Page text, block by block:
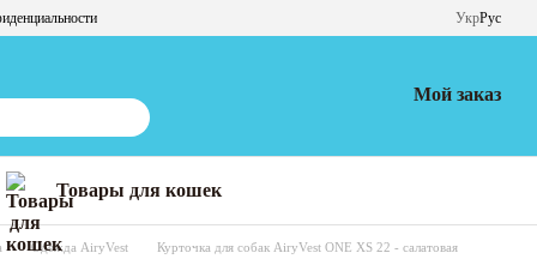
УкрРус
Мой заказ
Товары для кошек
Одежда AiryVest Курточка для собак AiryVest ONE XS 22 - салатовая